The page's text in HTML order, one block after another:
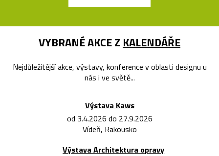
VYBRANÉ AKCE Z KALENDÁŘE
Nejdůležitější akce, výstavy, konference v oblasti designu u
nás i ve světě...
Výstava Kaws
od 3.4.2026 do 27.9.2026
Vídeň, Rakousko
Výstava Architektura opravy